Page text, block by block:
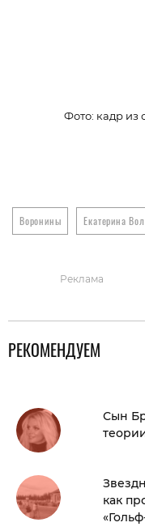
Фото: кадр из
Воронины Екатерина
Реклама
РЕКОМЕНДУЕМ
Сын
как